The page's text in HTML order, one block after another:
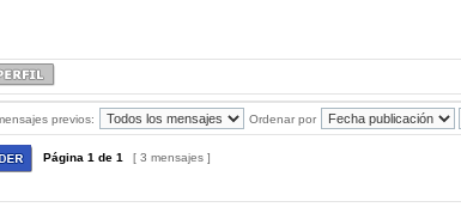
previos: Ordenar por
Página 1 de 1 [ 3 mensajes ]